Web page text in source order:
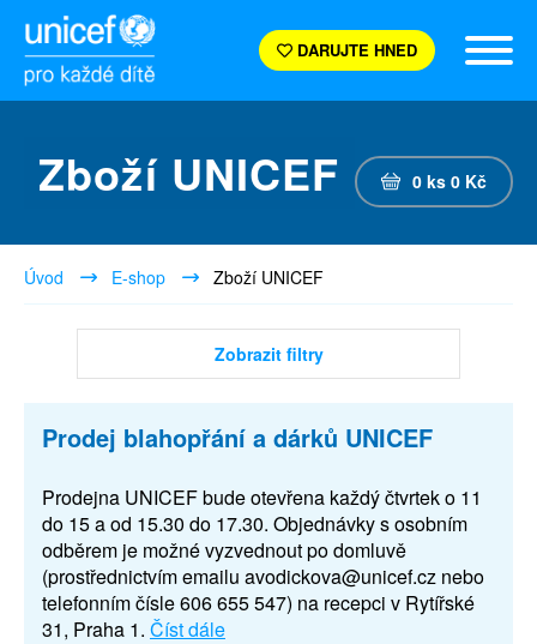
DARUJTE HNED
Zboží UNICEF 0 ks 0 Kč
Úvod E-shop Zboží UNICEF
Zobrazit filtry
Prodej blahopřání a dárků UNICEF
Prodejna UNICEF bude otevřena každý čtvrtek o 11
do 15 a od 15.30 do 17.30. Objednávky s osobním
odběrem je možné vyzvednout po domluvě
(prostřednictvím emailu avodickova@unicef.cz nebo
telefonním čísle 606 655 547) na recepci v Rytířské
31, Praha 1. Číst dále